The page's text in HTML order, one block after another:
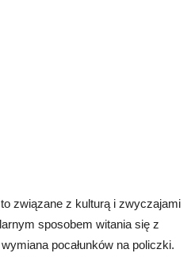
związane z kulturą i zwyczajami
sposobem witania się z
pocałunków na policzki.